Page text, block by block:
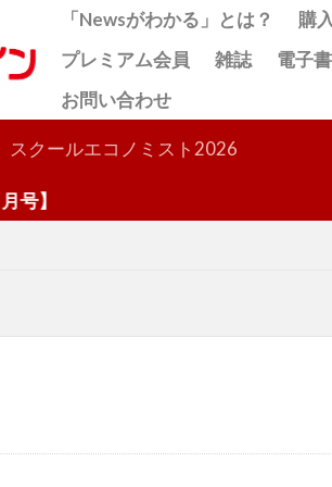
「Newsがわかる」とは？ 購
プレミアム会員
雑誌 電子
お問い合わせ
スクールエコノミスト2026
検索